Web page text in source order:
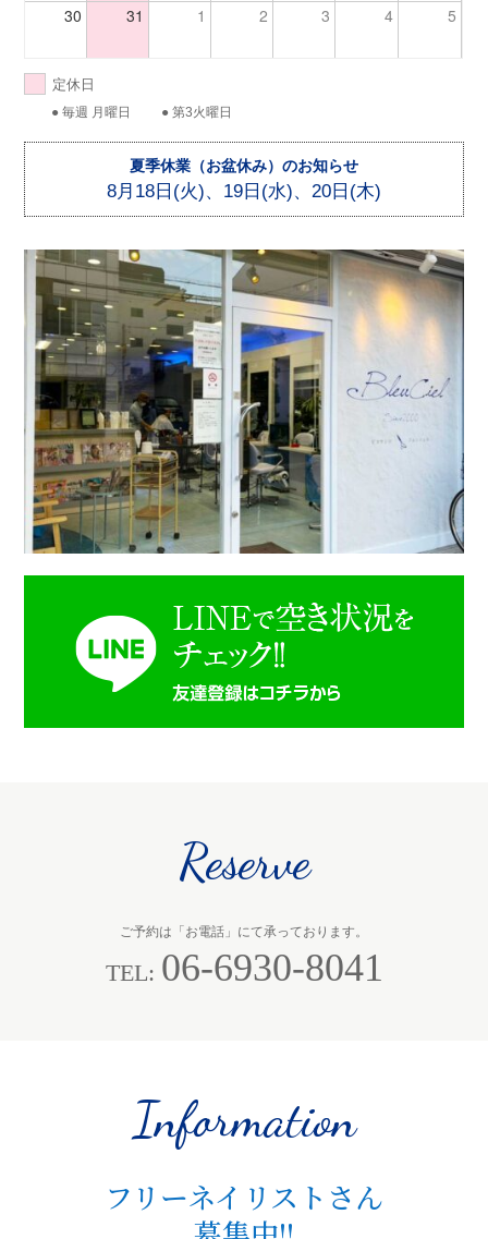
30 31 1 2 3 4 5
定休日
● 毎週 月曜日 ● 第3火曜日
夏季休業（お盆休み）のお知らせ
8月18日(火)、19日(水)、20日(木)
Reserve
ご予約は「お電話」にて承っております。
TEL: 06-6930-8041
Information
フリーネイリストさん